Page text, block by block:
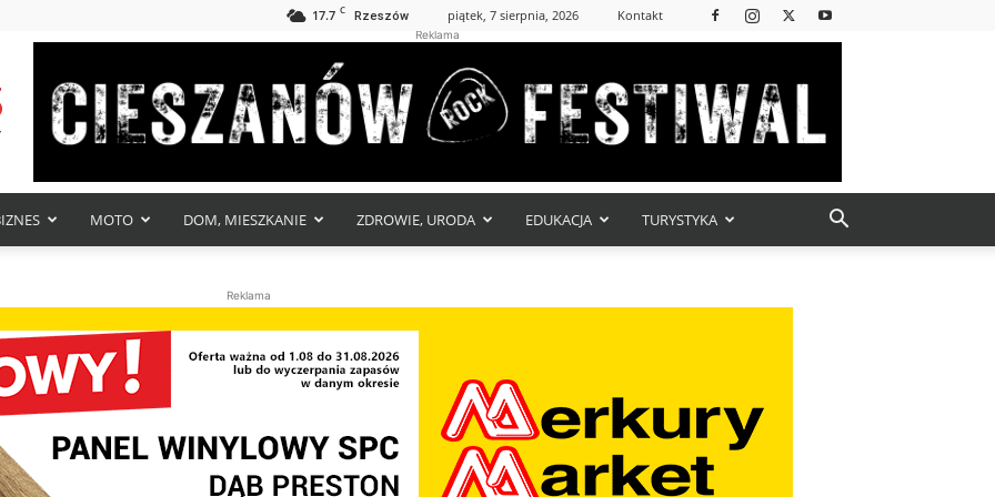
17.7 C Rzeszów piątek, 7 sierpnia, 2026 Kontakt
Reklama
MOTO DOM, MIESZKANIE ZDROWIE, URODA EDUKACJA TURYSTYKA
Reklama